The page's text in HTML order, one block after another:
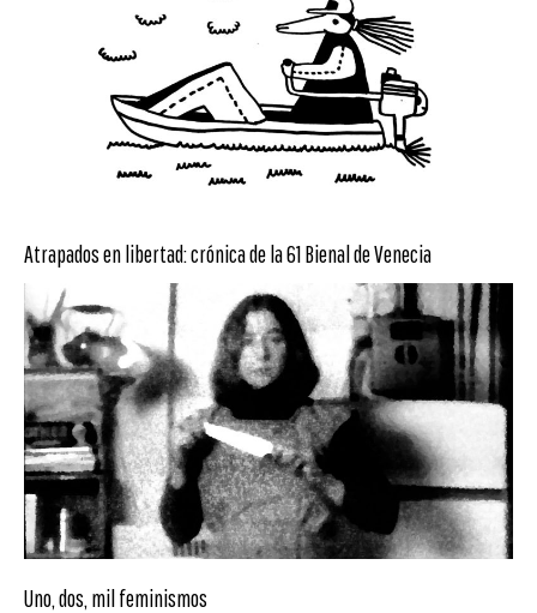
Atrapados en libertad: crónica de la 61 Bienal de Venecia
Uno, dos, mil feminismos